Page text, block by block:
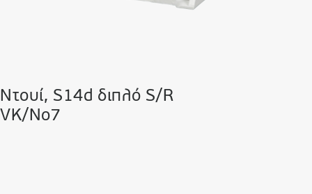
Ντουί, S14d διπλό S/R
VK/No7